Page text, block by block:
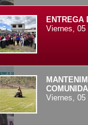
ENTREGA
Viernes, 05
Viernes, 05